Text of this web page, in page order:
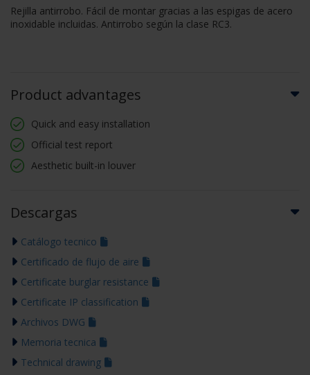
Rejilla antirrobo. Fácil de montar gracias a las espigas de acero
inoxidable incluidas. Antirrobo según la clase RC3.
Product advantages
Quick and easy installation
Official test report
Aesthetic built-in louver
Descargas
Catálogo tecnico
Certificado de flujo de aire
Certificate burglar resistance
Certificate IP classification
Archivos DWG
Memoria tecnica
Technical drawing